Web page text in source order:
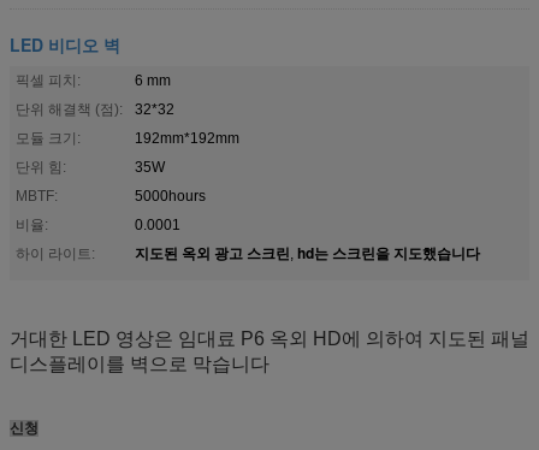
LED 비디오 벽
픽셀 피치:
6 mm
단위 해결책 (점):
32*32
모듈 크기:
192mm*192mm
단위 힘:
35W
MBTF:
5000hours
비율:
0.0001
하이 라이트:
지도된 옥외 광고 스크린, hd는 스크린을 지도했습니다
거대한 LED 영상은 임대료 P6 옥외 HD에 의하여 지도된 패널
디스플레이를 벽으로 막습니다
신청